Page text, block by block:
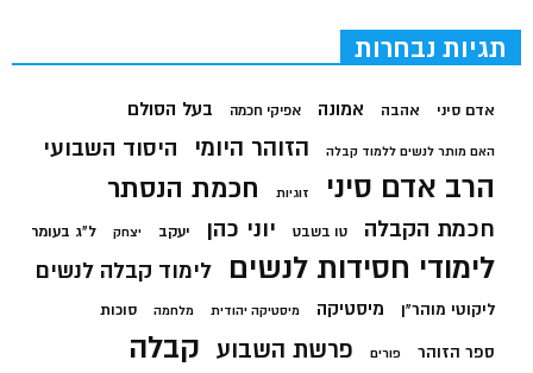
תגיות נבחרות
אדם סיני אהבה אמונה אפיקי חכמה בעל הסולם
האם מותר לנשים ללמוד קבלה הזוהר היומי היסוד השבועי
הרב אדם סיני זוגיות חכמת הנסתר
חכמת הקבלה טו בשבט יוני כהן יעקב יצחק ל"ג בעומר
לימודי חסידות לנשים לימוד קבלה לנשים
ליקוטי מוהר"ן מיסטיקה מיסטיקה יהודית מלחמה סוכות
ספר הזוהר פורים פרשת השבוע קבלה